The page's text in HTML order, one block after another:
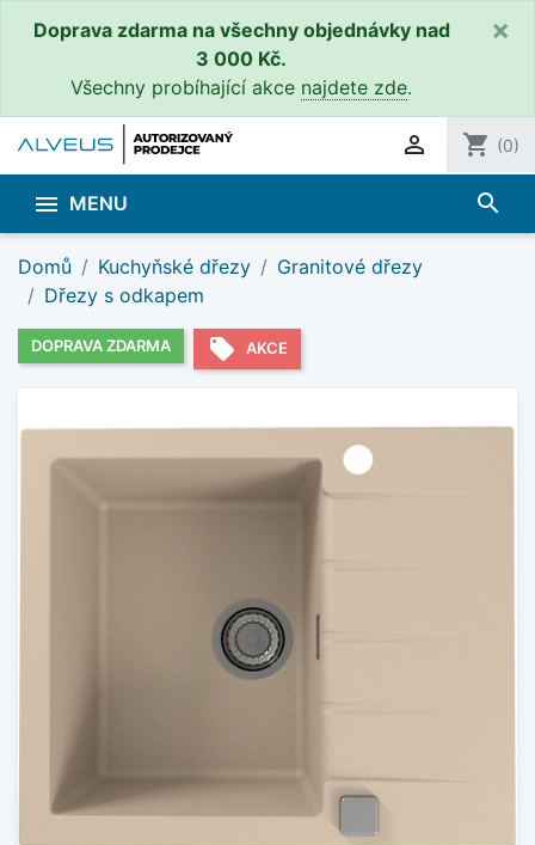
Doprava zdarma na všechny objednávky nad
3 000 Kč.
Všechny probíhající akce najdete zde.
×
 shopping_cart (0)
 MENU search
Domů Kuchyňské dřezy
Granitové dřezy
Dřezy s odkapem
DOPRAVA ZDARMA local_offer AKCE